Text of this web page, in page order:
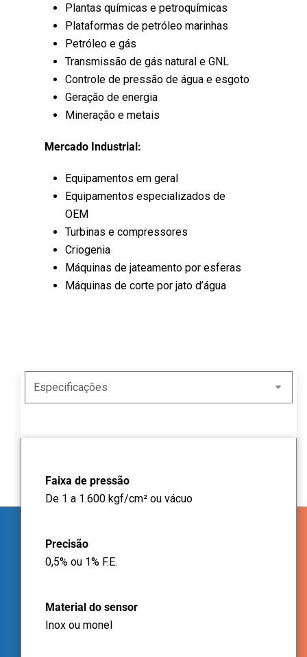
Plantas químicas e petroquímicas
Plataformas de petróleo marinhas
Petróleo e gás
Transmissão de gás natural e GNL
Controle de pressão de água e esgoto
Geração de energia
Mineração e metais
Mercado Industrial:
Equipamentos em geral
Equipamentos especializados de
OEM
Turbinas e compressores
Criogenia
Máquinas de jateamento por esferas
Máquinas de corte por jato d’água
Faixa de pressão
De 1 a 1.600 kgf/cm² ou vácuo
Precisão
0,5% ou 1% F.E.
Material do sensor
Inox ou monel